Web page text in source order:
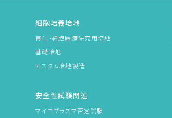
細胞培養培地
再生・細胞医療研究用培地
基礎培地
カスタム培地製造
安全性試験関連
マイコプラズマ否定試験